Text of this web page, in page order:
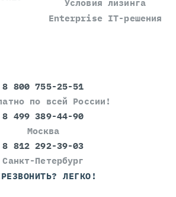
Условия лизинга
Enterprise IT-решения
8 800 755-25-51
по всей России!
8 499 389-44-90
Москва
8 812 292-39-03
Санкт-Петербург
ЛЕГКО!